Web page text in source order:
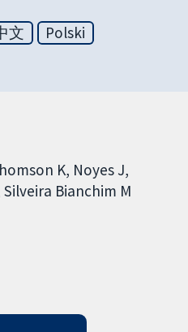
文
Polski
K Noyes J
Silveira Bianchim M